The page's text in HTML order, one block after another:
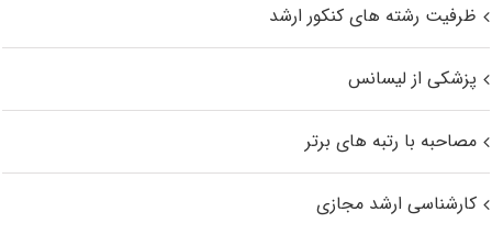
ظرفیت رشته های کنکور ارشد
پزشکی از لیسانس
مصاحبه با رتبه های برتر
کارشناسی ارشد مجازی